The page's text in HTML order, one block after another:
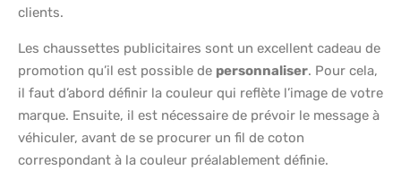
clients.
Les chaussettes publicitaires sont un excellent cadeau de
promotion qu’il est possible de personnaliser. Pour cela,
il faut d’abord définir la couleur qui reflète l’image de votre
marque. Ensuite, il est nécessaire de prévoir le message à
véhiculer, avant de se procurer un fil de coton
correspondant à la couleur préalablement définie.